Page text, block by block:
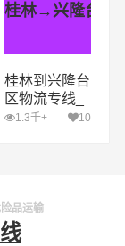
桂林→兴隆台区
桂林到兴隆台
区物流专线_
桂林到兴隆台
1.3千+ 10
品运输